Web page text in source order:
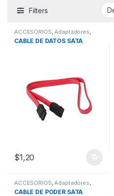
Filters
ACCESORIOS,Adaptadores,
CABLES, Cables de Poder
CABLE DE DATOS SATA
$1,20
ACCESORIOS,Adaptadores,
CABLES, Cables de Poder
CABLE DE PODER SATA